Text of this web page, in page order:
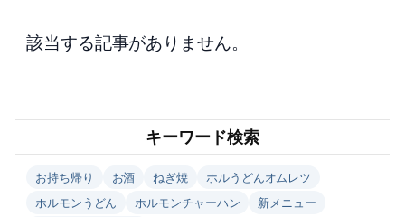
該当する記事がありません。
キーワード検索
お持ち帰り お酒 ねぎ焼
ホルうどんオムレツ
ホルモンうどん
ホルモンチャーハン
新メニュー